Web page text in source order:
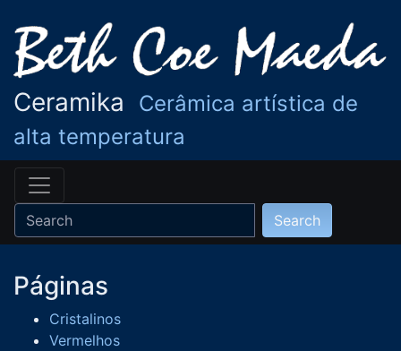
Ceramika
Cerâmica artística de
alta temperatura
Páginas
Cristalinos
Vermelhos